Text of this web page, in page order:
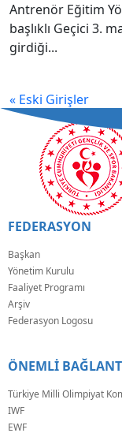
Antrenör Eğitim
başlıklı Geçici 3.
girdiği...
« Eski Girişler
FEDERASYON
Başkan
Yönetim Kurulu
Faaliyet Programı
Arşiv
Federasyon Logosu
ÖNEMLİ
Türkiye Milli Olimpiyat
IWF
EWF